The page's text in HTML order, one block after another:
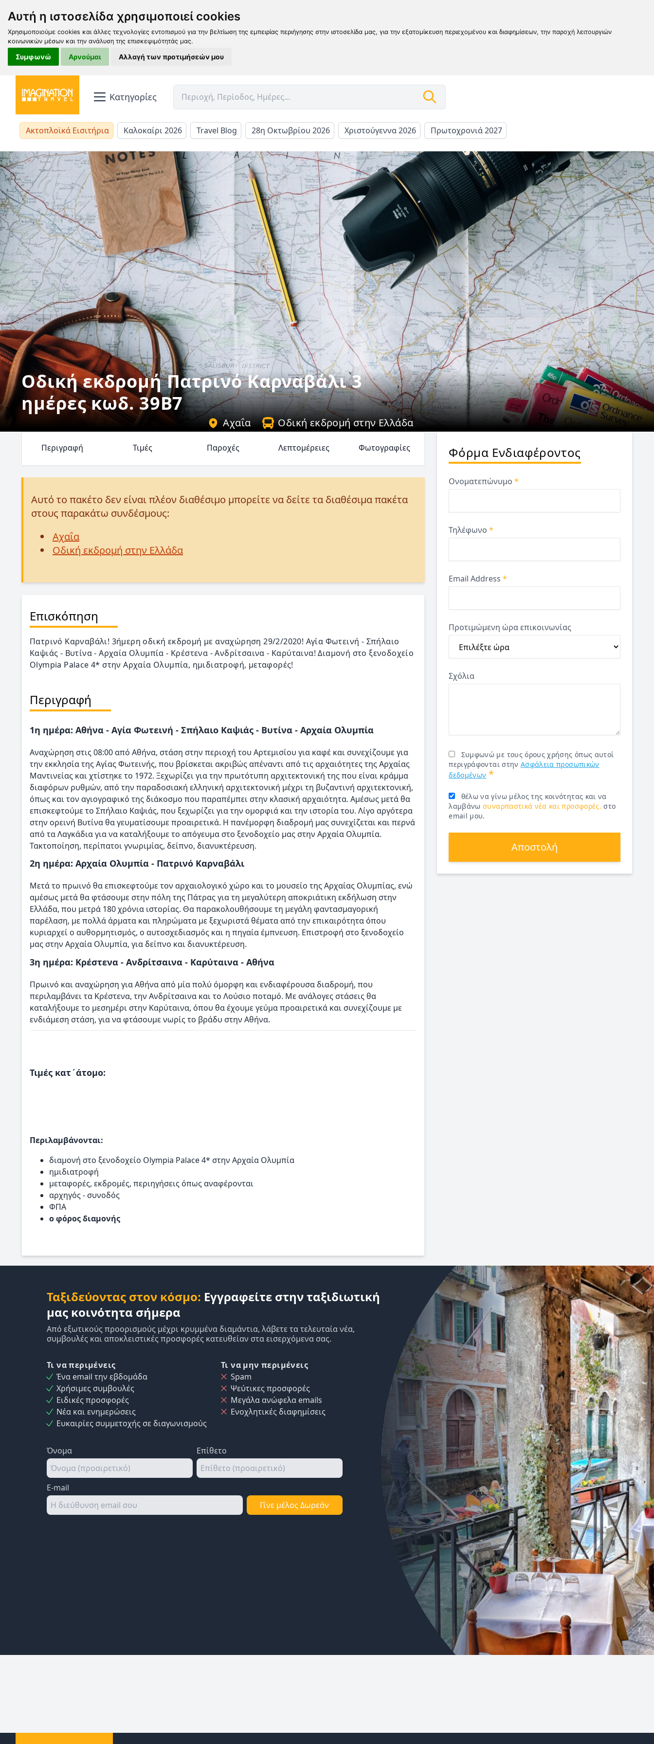
Αυτή η ιστοσελίδα χρησιμοποιεί cookies
Χρησιμοποιούμε cookies και άλλες τεχνολογίες εντοπισμού για την βελτίωση της εμπειρίας περιήγησης στην ιστοσελίδα μας, για την εξατομίκευση περιεχομένου και διαφημίσεων, την παροχή λειτουργιών
κοινωνικών μέσων και την ανάλυση της επισκεψιμότητάς μας.
Συμφωνώ Αρνούμαι Αλλαγή των προτιμήσεών μου
Κατηγορίες
Ακτοπλοϊκά Εισιτήρια Καλοκαίρι 2026 Travel Blog 28η Οκτωβρίου 2026 Χριστούγεννα 2026 Πρωτοχρονιά 2027
Οδική εκδρομή Πατρινό Καρναβάλι 3
ημέρες κωδ. 39B7
Αχαΐα Οδική εκδρομή στην Ελλάδα
Περιγραφή Τιμές Παροχές Λεπτομέρειες Φωτογραφίες
Αυτό το πακέτο δεν είναι πλέον διαθέσιμο μπορείτε να δείτε τα διαθέσιμα πακέτα
στους παρακάτω συνδέσμους:
Αχαΐα
Οδική εκδρομή στην Ελλάδα
Επισκόπηση
Πατρινό Καρναβάλι! 3ήμερη οδική εκδρομή με αναχώρηση 29/2/2020! Αγία Φωτεινή - Σπήλαιο
Καψιάς - Βυτίνα - Αρχαία Ολυμπία - Κρέστενα - Ανδρίτσαινα - Καρύταινα! Διαμονή στο ξενοδοχείο
Olympia Palace 4* στην Αρχαία Ολυμπία, ημιδιατροφή, μεταφορές!
Περιγραφή
1η ημέρα: Αθήνα - Αγία Φωτεινή - Σπήλαιο Καψιάς - Βυτίνα - Αρχαία Ολυμπία
Αναχώρηση στις 08:00 από Αθήνα, στάση στην περιοχή του Αρτεμισίου για καφέ και συνεχίζουμε για
την εκκλησία της Αγίας Φωτεινής, που βρίσκεται ακριβώς απέναντι από τις αρχαιότητες της Αρχαίας
Μαντινείας και χτίστηκε το 1972. Ξεχωρίζει για την πρωτότυπη αρχιτεκτονική της που είναι κράμμα
διαφόρων ρυθμών, από την παραδοσιακή ελληνική αρχιτεκτονική μέχρι τη βυζαντινή αρχιτεκτονική,
όπως και τον αγιογραφικό της διάκοσμο που παραπέμπει στην κλασική αρχαιότητα. Αμέσως μετά θα
επισκεφτούμε το Σπήλαιο Καψιάς, που ξεχωρίζει για την ομορφιά και την ιστορία του. Λίγο αργότερα
στην ορεινή Βυτίνα θα γευματίσουμε προαιρετικά. Η πανέμορφη διαδρομή μας συνεχίζεται και περνά
από τα Λαγκάδια για να καταλήξουμε το απόγευμα στο ξενοδοχείο μας στην Αρχαία Ολυμπία.
Τακτοποίηση, περίπατοι γνωριμίας, δείπνο, διανυκτέρευση.
2η ημέρα: Αρχαία Ολυμπία - Πατρινό Καρναβάλι
Μετά το πρωινό θα επισκεφτούμε τον αρχαιολογικό χώρο και το μουσείο της Αρχαίας Ολυμπίας, ενώ
αμέσως μετά θα φτάσουμε στην πόλη της Πάτρας για τη μεγαλύτερη αποκριάτικη εκδήλωση στην
Ελλάδα, που μετρά 180 χρόνια ιστορίας. Θα παρακολουθήσουμε τη μεγάλη φαντασμαγορική
παρέλαση, με πολλά άρματα και πληρώματα με ξεχωριστά θέματα από την επικαιρότητα όπου
κυριαρχεί ο αυθορμητισμός, ο αυτοσχεδιασμός και η πηγαία έμπνευση. Επιστροφή στο ξενοδοχείο
μας στην Αρχαία Ολυμπία, για δείπνο και διανυκτέρευση.
3η ημέρα: Κρέστενα - Ανδρίτσαινα - Καρύταινα - Αθήνα
Πρωινό και αναχώρηση για Αθήνα από μία πολύ όμορφη και ενδιαφέρουσα διαδρομή, που
περιλαμβάνει τα Κρέστενα, την Ανδρίτσαινα και το Λούσιο ποταμό. Με ανάλογες στάσεις θα
καταλήξουμε το μεσημέρι στην Καρύταινα, όπου θα έχουμε γεύμα προαιρετικά και συνεχίζουμε με
ενδιάμεση στάση, για να φτάσουμε νωρίς το βράδυ στην Αθήνα.
Τιμές κατ΄άτομο:
Περιλαμβάνονται:
διαμονή στο ξενοδοχείο Olympia Palace 4* στην Αρχαία Ολυμπία
ημιδιατροφή
μεταφορές, εκδρομές, περιηγήσεις όπως αναφέρονται
αρχηγός - συνοδός
ΦΠΑ
ο φόρος διαμονής
Φόρμα Ενδιαφέροντος
Ονοματεπώνυμο*
Τηλέφωνο*
Email Address*
Προτιμώμενη ώρα επικοινωνίας
Σχόλια
Συμφωνώ με τους όρους χρήσης όπως αυτοί
περιγράφονται στην Ασφάλεια προσωπικών
δεδομένων *
θέλω να γίνω μέλος της κοινότητας και να
λαμβάνωσυναρπαστικά νέα και προσφορές. στο
email μου.
Αποστολή
Ταξιδεύοντας στον κόσμο: Εγγραφείτε στην ταξιδιωτική
μας κοινότητα σήμερα
Από εξωτικούς προορισμούς μέχρι κρυμμένα διαμάντια, λάβετε τα τελευταία νέα,
συμβουλές και αποκλειστικές προσφορές κατευθείαν στα εισερχόμενα σας.
Τι να περιμένεις
Ένα email την εβδομάδα
Χρήσιμες συμβουλές
Ειδικές προσφορές
Νέα και ενημερώσεις
Ευκαιρίες συμμετοχής σε διαγωνισμούς
Τι να μην περιμένεις
Spam
Ψεύτικες προσφορές
Μεγάλα ανώφελα emails
Ενοχλητικές διαφημίσεις
Όνομα Επίθετο
E-mail
Γίνε μέλος Δωρεάν